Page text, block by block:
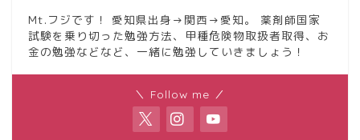
Mt.フジです！ 愛知県出身→関西→愛知。 薬剤師国家
試験を乗り切った勉強方法、甲種危険物取扱者取得、お
金の勉強などなど、一緒に勉強していきましょう！
＼ Follow me ／